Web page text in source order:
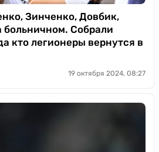
Зинченко, Довбик,
Собрали
кто легионеры вернутся в
19 октября 2024, 08:27